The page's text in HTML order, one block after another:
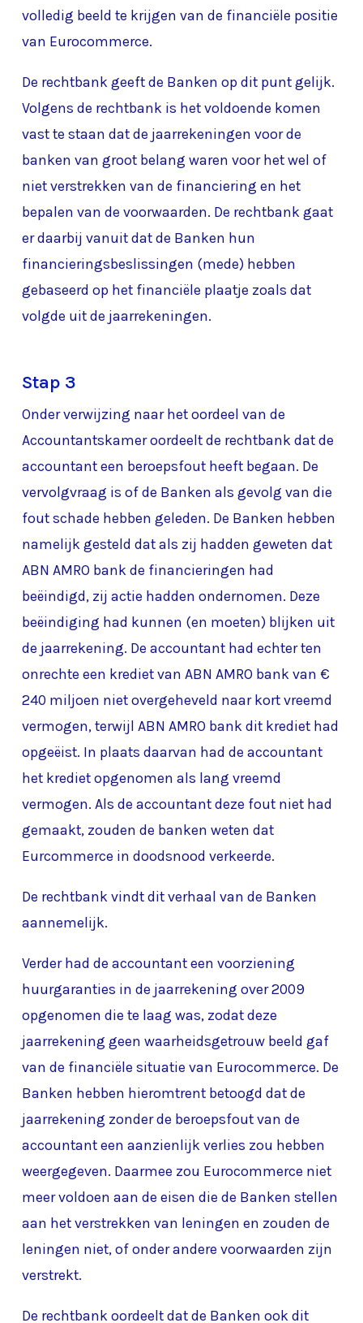
volledig beeld te krijgen van de financiële positie
van Eurocommerce.
De rechtbank geeft de Banken op dit punt gelijk.
Volgens de rechtbank is het voldoende komen
vast te staan dat de jaarrekeningen voor de
banken van groot belang waren voor het wel of
niet verstrekken van de financiering en het
bepalen van de voorwaarden. De rechtbank gaat
er daarbij vanuit dat de Banken hun
financieringsbeslissingen (mede) hebben
gebaseerd op het financiële plaatje zoals dat
volgde uit de jaarrekeningen.
Stap 3
Onder verwijzing naar het oordeel van de
Accountantskamer oordeelt de rechtbank dat de
accountant een beroepsfout heeft begaan. De
vervolgvraag is of de Banken als gevolg van die
fout schade hebben geleden. De Banken hebben
namelijk gesteld dat als zij hadden geweten dat
ABN AMRO bank de financieringen had
beëindigd, zij actie hadden ondernomen. Deze
beëindiging had kunnen (en moeten) blijken uit
de jaarrekening. De accountant had echter ten
onrechte een krediet van ABN AMRO bank van €
240 miljoen niet overgeheveld naar kort vreemd
vermogen, terwijl ABN AMRO bank dit krediet had
opgeëist. In plaats daarvan had de accountant
het krediet opgenomen als lang vreemd
vermogen. Als de accountant deze fout niet had
gemaakt, zouden de banken weten dat
Eurcommerce in doodsnood verkeerde.
De rechtbank vindt dit verhaal van de Banken
aannemelijk.
Verder had de accountant een voorziening
huurgaranties in de jaarrekening over 2009
opgenomen die te laag was, zodat deze
jaarrekening geen waarheidsgetrouw beeld gaf
van de financiële situatie van Eurocommerce. De
Banken hebben hieromtrent betoogd dat de
jaarrekening zonder de beroepsfout van de
accountant een aanzienlijk verlies zou hebben
weergegeven. Daarmee zou Eurocommerce niet
meer voldoen aan de eisen die de Banken stellen
aan het verstrekken van leningen en zouden de
leningen niet, of onder andere voorwaarden zijn
verstrekt.
De rechtbank oordeelt dat de Banken ook dit